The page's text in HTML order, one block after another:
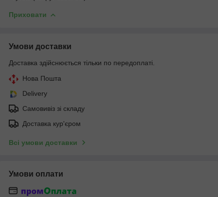
Приховати
Умови доставки
Доставка здійснюється тільки по передоплаті.
Нова Пошта
Delivery
Самовивіз зі складу
Доставка кур'єром
Всі умови доставки
Умови оплати